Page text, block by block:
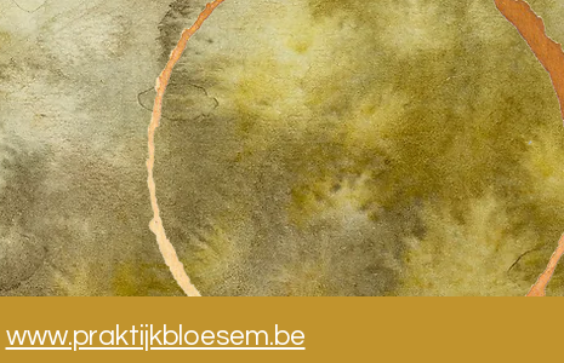
www.praktijkbloesem.be